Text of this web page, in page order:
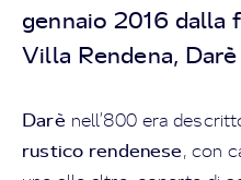
gennaio 2016 dalla
Villa Rendena,
Darè nell’800 era
rustico rendenese, con